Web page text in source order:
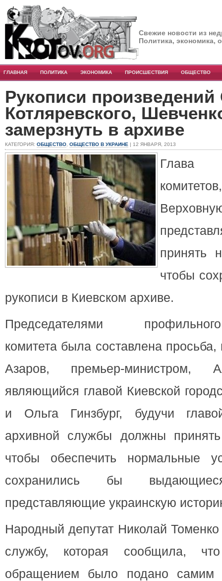
Свежие новости из
Политика, экономика,
ГЛАВНАЯ ПОЛИТИКА ЭКОНОМИКА ПРОИСШЕСТВИЯ ОБЩЕСТВО
Рукописи
Котляревского,
замерзнуть в архиве
КАТЕГОРИЯ: ОБЩЕСТВО ОБЩЕСТВО В УКРАИНЕ | 12 ЯНВАРЯ, 2013
Глава
принять
чтобы
рукописи в Киевском архиве.
Председателями
комитета была составлена
Азаров, премьер-министром,
являющийся главой Киевской
и Ольга Гинзбург, будучи
архивной службы должны
чтобы обеспечить нормальные
сохранились бы
представляющие украинскую
Народный депутат Николай Томенко
службу, которая сообщила, что
обращением было подано самим